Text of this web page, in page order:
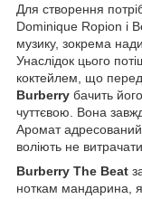
Для створення
Dominique Ropion і
музику, зокрема
Унаслідок цього
коктейлем, що
Burberry бачить
чуттєвою. Вона
Аромат адресований
воліють не
Burberry The Beat
ноткам мандарина,